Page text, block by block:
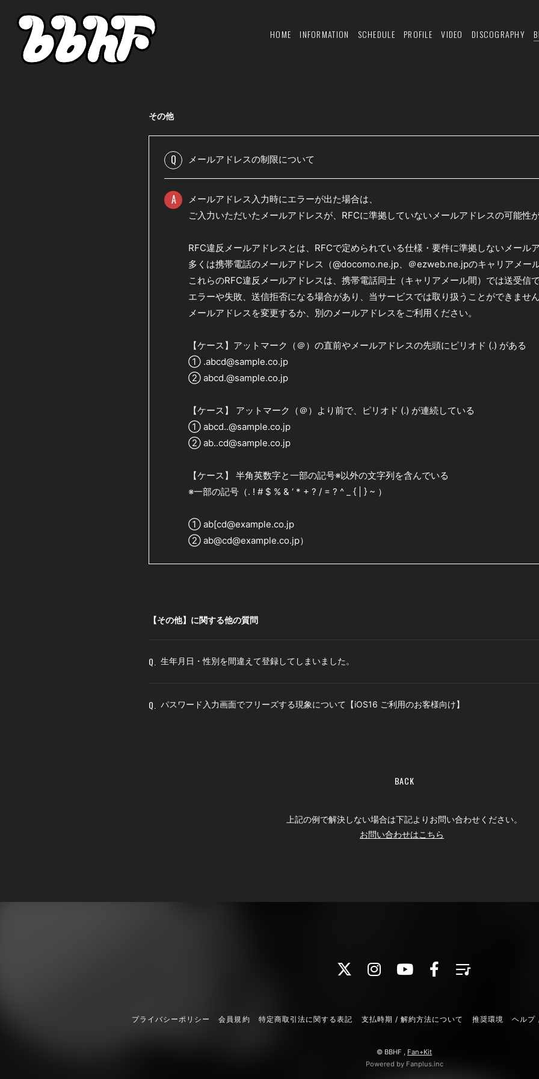
HOME INFORMATION SCHEDULE PROFILE VIDEO DISCOGRAPHY
その他
Q メールアドレスの制限について
A
メールアドレス入力時にエラーが出た場合は、
ご入力いただいたメールアドレスが、RFCに準拠していないメールアドレスの可能性が
RFC違反メールアドレスとは、RFCで定められている仕様・要件に準拠しないメール
多くは携帯電話のメールアドレス（@docomo.ne.jp、＠ezweb.ne.jpのキャリアメール
これらのRFC違反メールアドレスは、携帯電話同士（キャリアメール間）では送受信で
エラーや失敗、送信拒否になる場合があり、当サービスでは取り扱うことができません
メールアドレスを変更するか、別のメールアドレスをご利用ください。
【ケース】アットマーク（＠）の直前やメールアドレスの先頭にピリオド (.) がある
① .abcd@sample.co.jp
② abcd.@sample.co.jp
【ケース】 アットマーク（＠）より前で、ピリオド (.) が連続している
① abcd..@sample.co.jp
② ab..cd@sample.co.jp
【ケース】 半角英数字と一部の記号※以外の文字列を含んでいる
※一部の記号（. ! # $ % & ‘ * + ? / = ? ^ _ { | } ~ ）
① ab[cd@example.co.jp
② ab@cd@example.co.jp）
【その他】に関する他の質問
Q. 生年月日・性別を間違えて登録してしまいました。
Q. パスワード入力画面でフリーズする現象について【iOS16 ご利用のお客様向け】
BACK
上記の例で解決しない場合は下記よりお問い合わせください。
お問い合わせはこちら
プライバシーポリシー 会員規約 特定商取引法に関する表記 支払時期 / 解約方法について 推奨環境 ヘルプ
© BBHF , Fan+Kit
Powered by Fanplus.inc